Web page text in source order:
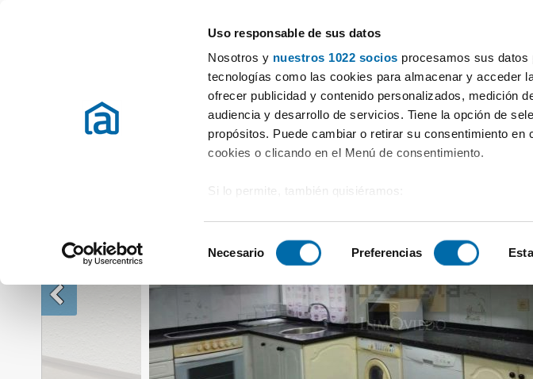
Uso responsable de sus datos
Nosotros y nuestros 1022 socios procesamos sus datos
tecnologías como las cookies para almacenar y acceder
ofrecer publicidad y contenido personalizados, medición
audiencia y desarrollo de servicios. Tiene la opción de
propósitos. Puede cambiar o retirar su consentimiento en
cookies o clicando en el Menú de consentimiento.
Si lo permite, también quisiéramos:
Identificar su dispositivo analizándolo activamente
Obtenga más información sobre cómo se procesan sus
preferencias en lasección de datos. Puede cambiar o
en la Declaración de cookies.
Las cookies de este sitio web se usan para personalizar
e
c
i
Necesario Preferencias
Alquiler Pisos Oviedo Alquiler piso amueblado Monte cerrao - el cristo